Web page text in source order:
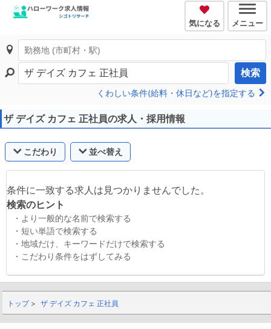
気になる メニュー
検索
くわしい条件(給料・休日など)を指定する
ザ デイズ カフェ 正社員の求人・採用情報
こだわり 並べ替え
条件に一致する求人は見つかりませんでした。
検索のヒント
・より一般的な名前で検索する
・短い単語で検索する
・地域だけ、キーワードだけで検索する
・こだわり条件をはずしてみる
トップ ザ デイズ カフェ 正社員